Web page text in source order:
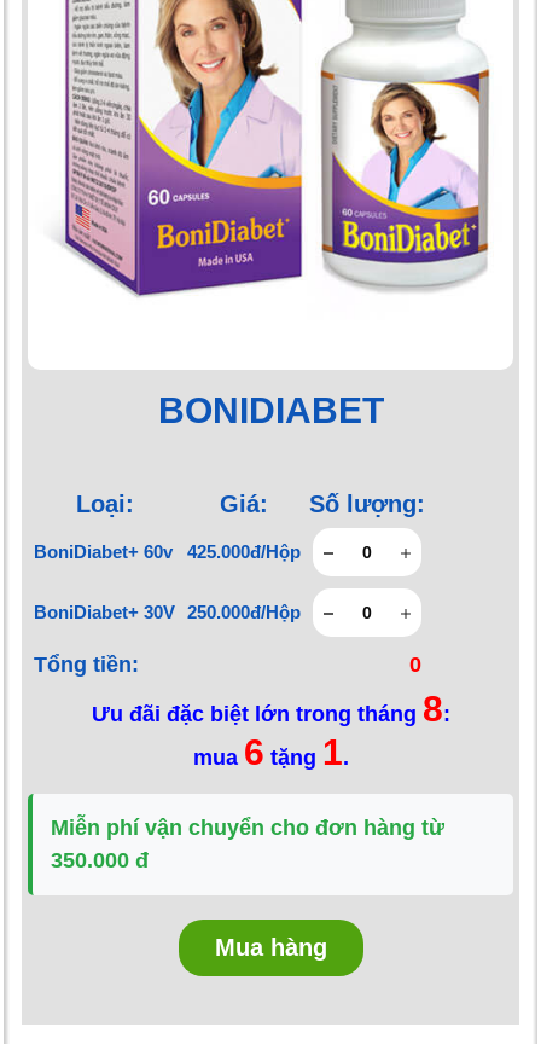
BONIDIABET
Loại: Giá: Số lượng:
BoniDiabet+ 60v 425.000đ/Hộp
BoniDiabet+ 30V 250.000đ/Hộp
Tổng tiền: 0
Ưu đãi đặc biệt lớn trong tháng 8:
mua 6 tặng 1.
Miễn phí vận chuyển cho đơn hàng từ
350.000 đ
Mua hàng